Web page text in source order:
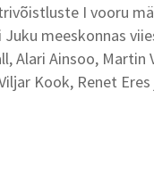
I vooru
meeskonnas
Alari Ainsoo, Martin
Kook, Renet